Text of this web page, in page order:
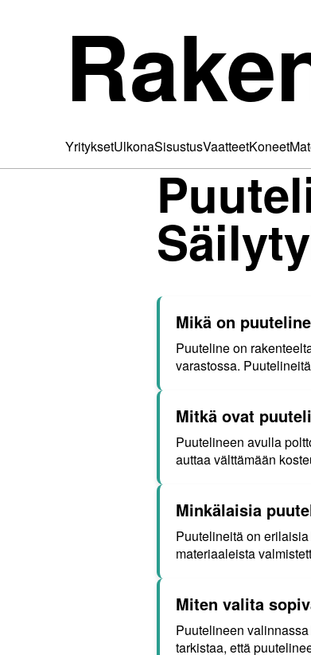
YrityksetUlkonaSisustusVaatteetKoneet
Mikä on
Puuteline on
varastossa.
Mitkä ovat
Puutelineen avulla
auttaa välttämään
Minkälaisia
Puutelineitä on
materiaaleista
Miten valita
Puutelineen
tarkistaa, että